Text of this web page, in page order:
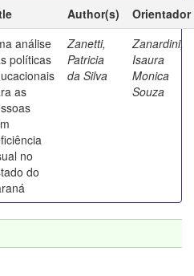
Author(s)
Orientador
análise
políticas
as
no
do
Zanetti,
Patricia
da Silva
Zanardini,
Isaura
Monica
Souza